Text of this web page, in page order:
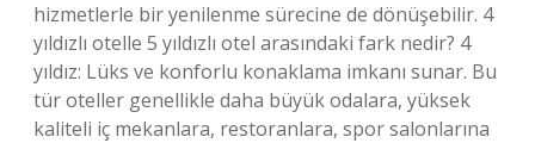
hizmetlerle bir yenilenme sürecine de dönüşebilir. 4
yıldızlı otelle 5 yıldızlı otel arasındaki fark nedir? 4
yıldız: Lüks ve konforlu konaklama imkanı sunar. Bu
tür oteller genellikle daha büyük odalara, yüksek
kaliteli iç mekanlara, restoranlara, spor salonlarına